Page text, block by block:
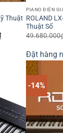
Thuật
Giá
hiện
46.700.000₫.
PIANO ĐIỆN
ROLAND
Thuật Số
49.680.000
Đặt hàng
-14%